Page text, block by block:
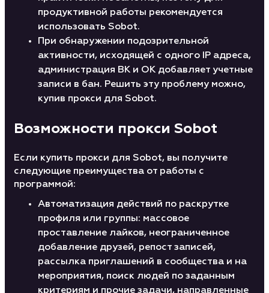
продуктивной работы рекомендуется
использовать Sobot.
При обнаружении подозрительной
активности, исходящей с одного IP адреса,
администрация ВК и ОК добавляет учетные
записи в бан. Решить эту проблему можно,
купив прокси для Sobot.
Возможности прокси Sobot
Если купить прокси для Sobot, вы получите
следующие преимущества от работы с
программой:
Автоматизация действий по раскрутке
профиля или группы: массовое
проставление лайков, неограниченное
добавление друзей, репост записей,
рассылка приглашений в сообщества и на
мероприятия, поиск людей по заданным
критериям и прочие задачи, направленные